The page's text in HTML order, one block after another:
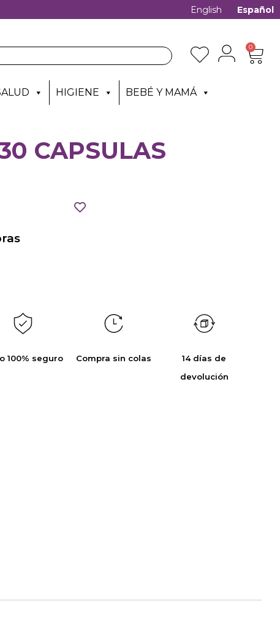
English Español
0
HIGIENE BEBÉ Y MAMÁ
CAPSULAS
100% seguro Compra sin colas
14 días de
devolución